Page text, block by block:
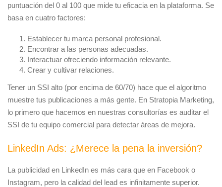
puntuación del 0 al 100 que mide tu eficacia en la plataforma. Se
basa en cuatro factores:
Establecer tu marca personal profesional.
Encontrar a las personas adecuadas.
Interactuar ofreciendo información relevante.
Crear y cultivar relaciones.
Tener un SSI alto (por encima de 60/70) hace que el algoritmo
muestre tus publicaciones a más gente. En Stratopia Marketing,
lo primero que hacemos en nuestras consultorías es auditar el
SSI de tu equipo comercial para detectar áreas de mejora.
LinkedIn Ads: ¿Merece la pena la inversión?
La publicidad en LinkedIn es más cara que en Facebook o
Instagram, pero la calidad del lead es infinitamente superior.